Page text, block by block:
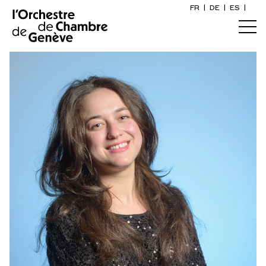
FR DE ES
Accueil
Calendrier
Acheter un billet
Infos pratiques
Explorer
The Concert Gazette
Participation culturelle
Qui sommes-nous ?
Direction artistique
Les musicien·ne·s
Artistes associé·e·s
l'OCG Award